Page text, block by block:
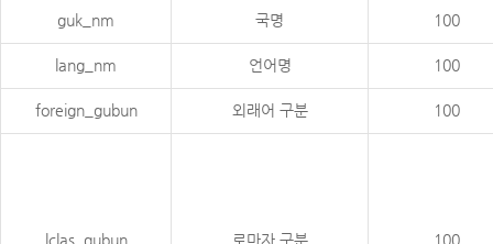
guk_nm 국명 100
lang_nm 언어명 100
foreign_gubun 외래어 구분 100
lclas_gubun 로마자 구분 100